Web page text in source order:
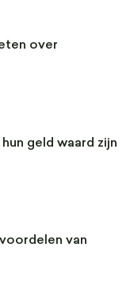
over
geld waard zijn
van